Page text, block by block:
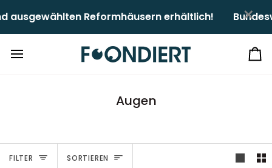
zum
Inhalt
Reformhäusern erhältlich!ㅤㅤ
Augen
FILTER Sortieren
SORTIEREN
×